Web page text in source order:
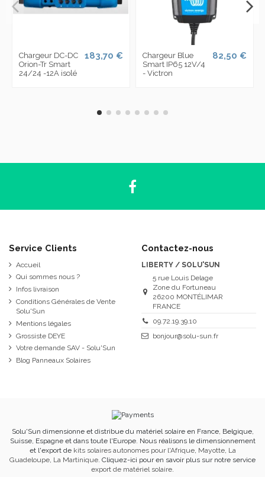
Chargeur DC-DC
Orion-Tr Smart
24/24 -12A isolé
183,70 €
Chargeur Blue
Smart IP65 12V/4
- Victron
82,50 €
Service Clients
Accueil
Qui sommes nous ?
Infos livraison
Conditions Générales de Vente
Solu'Sun
Mentions légales
Grossiste DEYE
Votre demande SAV - Solu'Sun
Blog Panneaux Solaires
Contactez-nous
LIBERTY / SOLU'SUN
5 rue Louis Delage
Zone du Fortuneau
26200 MONTÉLIMAR
FRANCE
09.72.19.39.10
bonjour@solu-sun.fr
Solu'Sun dimensionne et distribue du matériel solaire en France, Belgique,
Suisse, Espagne et dans toute l'Europe. Nous réalisons le dimensionnement
et l'export de kits solaires autonomes pour l'Afrique, Mayotte, La
Guadeloupe, La Martinique. Cliquez-ici pour en savoir plus sur notre service
export de matériel solaire.